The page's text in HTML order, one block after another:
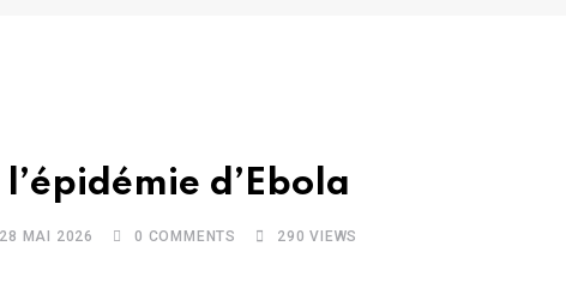
d’Ebola
28 MAI 2026 0 COMMENTS 290 VIEWS